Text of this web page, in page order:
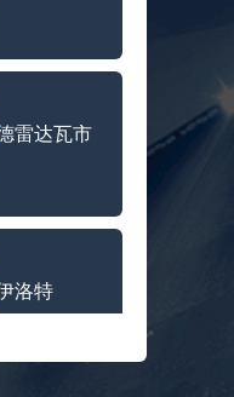
放
放
回放
放
雷达瓦市
洛特